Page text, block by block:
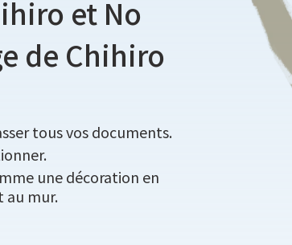
et No
de Chihiro
tous vos documents.
une décoration en
au mur.